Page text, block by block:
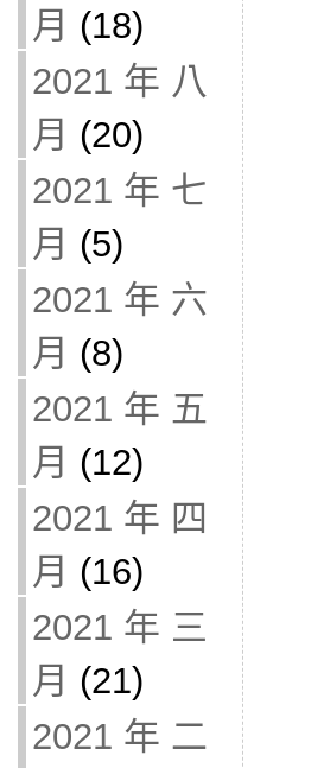
月 (18)
2021 年 八
月 (20)
2021 年 七
月 (5)
2021 年 六
月 (8)
2021 年 五
月 (12)
2021 年 四
月 (16)
2021 年 三
月 (21)
2021 年 二